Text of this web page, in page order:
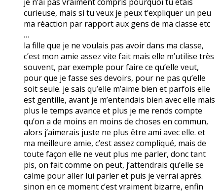
curieuse, mais si tu veux je peux t’expliquer un peu
ma réaction par rapport aux gens de ma classe etc
…
la fille que je ne voulais pas avoir dans ma classe,
c’est mon amie assez vite fait mais elle m’utilise très
souvent, par exemple pour faire ce qu’elle veut,
pour que je fasse ses devoirs, pour ne pas qu’elle
soit seule. je sais qu’elle m’aime bien et parfois elle
est gentille, avant je m’entendais bien avec elle mais
plus le temps avance et plus je me rends compte
qu’on a de moins en moins de choses en commun,
alors j’aimerais juste ne plus être ami avec elle. et
ma meilleure amie, c’est assez compliqué, mais de
toute façon elle ne veut plus me parler, donc tant
pis, on fait comme on peut, j’attendrais qu’elle se
calme pour aller lui parler et puis je verrai après.
sinon en ce moment c’est vraiment bizarre, enfin